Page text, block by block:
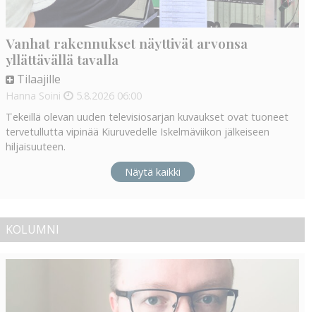
Vanhat rakennukset näyttivät arvonsa
yllättävällä tavalla
Tilaajille
Hanna Soini 5.8.2026 06:00
Tekeillä olevan uuden televisiosarjan kuvaukset ovat tuoneet
tervetullutta vipinää Kiuruvedelle Iskelmäviikon jälkeiseen
hiljaisuuteen.
Näytä kaikki
KOLUMNI